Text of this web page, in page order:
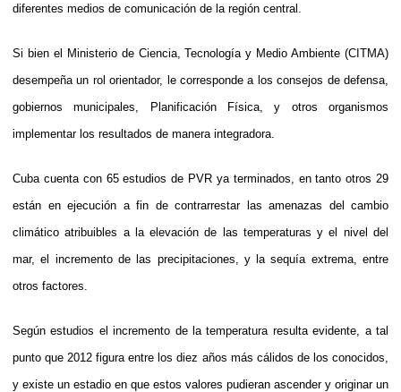
diferentes medios de comunicación de la región central.
Si bien el Ministerio de Ciencia, Tecnología y Medio Ambiente (CITMA)
desempeña un rol orientador, le corresponde a los consejos de defensa,
gobiernos municipales, Planificación Física, y otros organismos
implementar los resultados de manera integradora.
Cuba cuenta con 65 estudios de PVR ya terminados, en tanto otros 29
están en ejecución a fin de contrarrestar las amenazas del cambio
climático atribuibles a la elevación de las temperaturas y el nivel del
mar, el incremento de las precipitaciones, y la sequía extrema, entre
otros factores.
Según estudios el incremento de la temperatura resulta evidente, a tal
punto que 2012 figura entre los diez años más cálidos de los conocidos,
y existe un estadio en que estos valores pudieran ascender y originar un